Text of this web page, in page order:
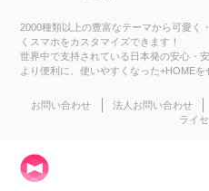
2000種類以上の豊富なテーマから可愛く
くスマホをカスタマイズできます！
世界中で支持されている日本発の安心・
より便利に、使いやすくなった+HOMEを
お問い合わせ 法人お問い合わせ
ライ